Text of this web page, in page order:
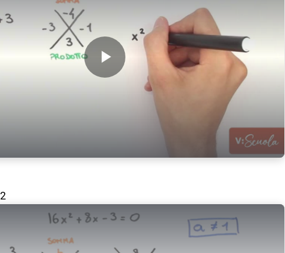
Play Video